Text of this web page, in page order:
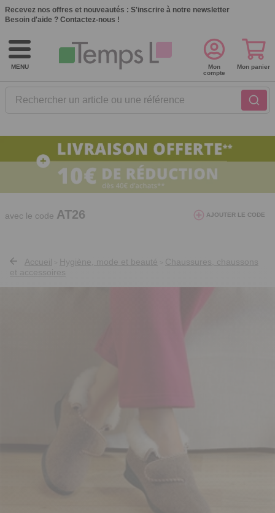
Recevez nos offres et nouveautés : S'inscrire à notre newsletter
Besoin d'aide ? Contactez-nous !
MENU
Rechercher un article ou une référence
Mon
compte
Mon panier
10€ de réduction dès 40€ d'achat. Offre
valable du 03/08/2026 au 12/08/2026.
avec le code AT26 AJOUTER LE CODE
Accueil Hygiène, mode et beauté
Chaussures, chaussons
et accessoires